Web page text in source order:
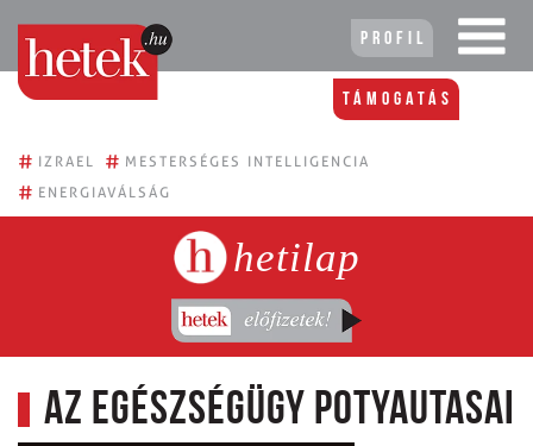
Profil
Támogatás
# IZRAEL # MESTERSÉGES INTELLIGENCIA
# ENERGIAVÁLSÁG
hetilap
Az egészségügy potyautasai